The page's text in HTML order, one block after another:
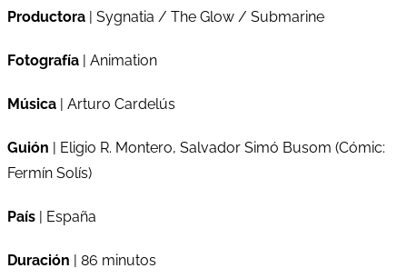
Productora | Sygnatia / The Glow / Submarine
Fotografía | Animation
Música | Arturo Cardelús
Guión | Eligio R. Montero, Salvador Simó Busom (Cómic:
Fermín Solís)
País | España
Duración | 86 minutos